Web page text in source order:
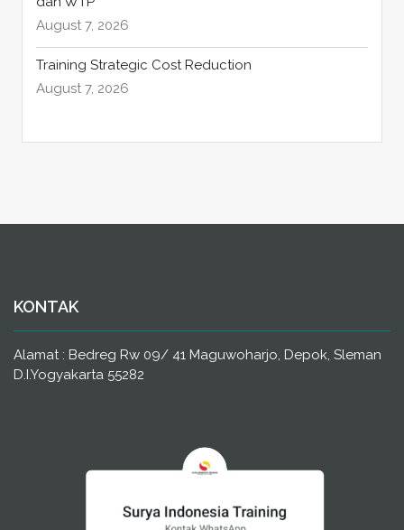
August 7, 2026
Training Strategic Cost Reduction
August 7, 2026
KONTAK
Alamat : Bedreg Rw 09/ 41 Maguwoharjo, Depok, Sleman
D.I.Yogyakarta 55282